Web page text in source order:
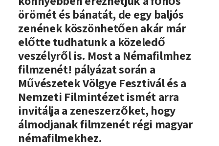
örömét és bánatát, de egy baljós
zenének köszönhetően akár már
előtte tudhatunk a közeledő
veszélyről is. Most a Némafilmhez
filmzenét! pályázat során a
Művészetek Völgye Fesztivál és a
Nemzeti Filmintézet ismét arra
invitálja a zeneszerzőket, hogy
álmodjanak filmzenét régi magyar
némafilmekhez.